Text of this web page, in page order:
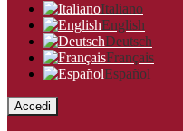
Italiano
English
Deutsch
Français
Español
Accedi